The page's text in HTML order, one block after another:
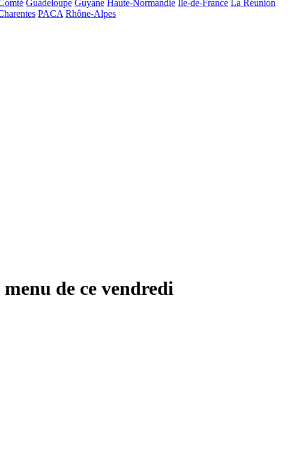
Guadeloupe Guyane Haute-Normandie Ile-de-France La Réunion
PACA Rhône-Alpes
de ce vendredi